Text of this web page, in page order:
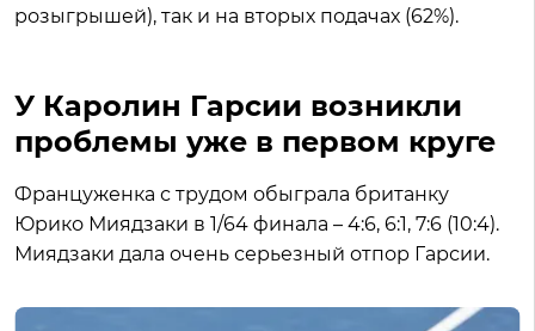
розыгрышей), так и на вторых подачах (62%).
У Каролин Гарсии возникли
проблемы уже в первом круге
Француженка с трудом обыграла британку
Юрико Миядзаки в 1/64 финала – 4:6, 6:1, 7:6 (10:4).
Миядзаки дала очень серьезный отпор Гарсии.